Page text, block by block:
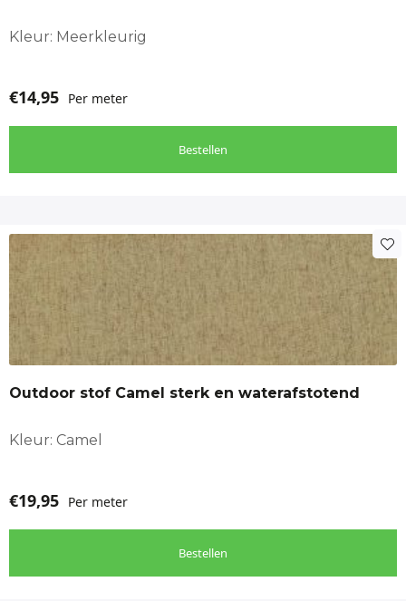
Kleur: Meerkleurig
€14,95 Per meter
Bestellen
Outdoor stof Camel sterk en waterafstotend
Kleur: Camel
€19,95 Per meter
Bestellen